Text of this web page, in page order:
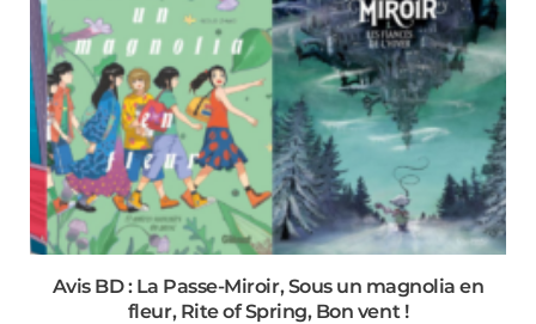
Avis BD : La Passe-Miroir, Sous un magnolia en
fleur, Rite of Spring, Bon vent !